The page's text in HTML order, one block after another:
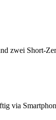
zwei Short-
via